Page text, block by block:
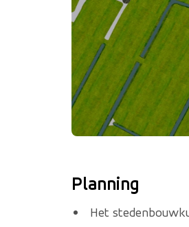
Planning
Het